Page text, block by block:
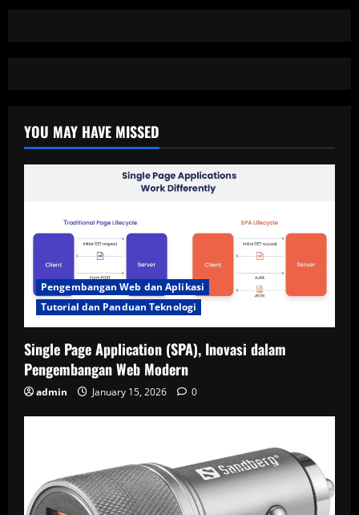
YOU MAY HAVE MISSED
Pengembangan Web dan Aplikasi
Tutorial dan Panduan Teknologi
Single Page Application (SPA), Inovasi dalam
Pengembangan Web Modern
admin January 15, 2026 0